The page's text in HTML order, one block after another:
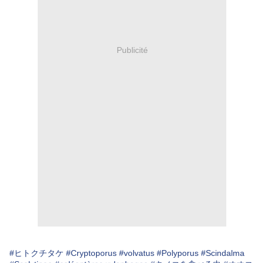
Publicité
#ヒトクチタケ #Cryptoporus #volvatus #Polyporus #Scindalma